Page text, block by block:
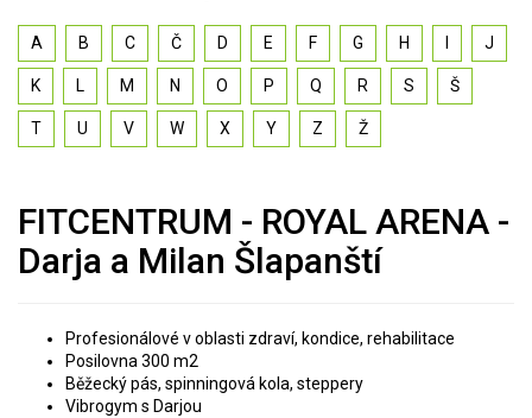
A B C Č D E F G H J
K L M N O P Q R S Š
T U V W X Y Z Ž
FITCENTRUM - ROYAL ARENA -
Darja a Milan Šlapanští
Profesionálové v oblasti zdraví, kondice, rehabilitace
Posilovna 300 m2
Běžecký pás, spinningová kola, steppery
Vibrogym s Darjou